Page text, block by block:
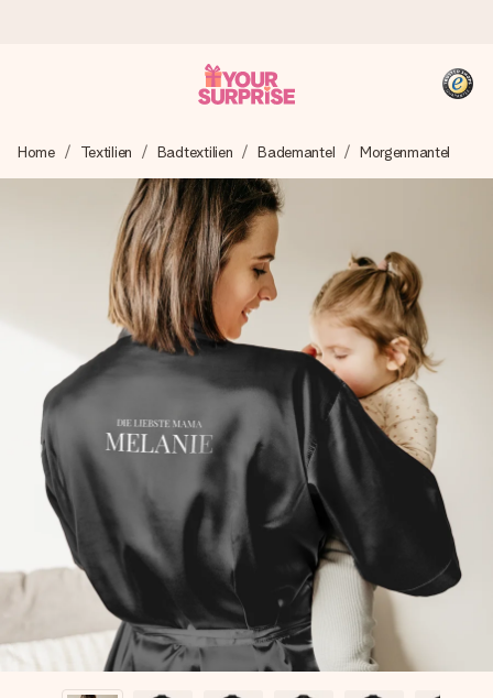
Wir bereiten dein Geschenk sorgfältig vor und schicken es
blitzschnell – damit du es genau zum richtigen Zeitpunkt
überreichen kannst, wenn es am meisten zählt.
4,8 (basierend auf +15.000 Bewertungen)
Unsere Geschenke begeistern. Kunden bewerten uns mit
4,8 bei Google Reviews (Gesamtergebnis aller Länder, in
die wir versenden).
+49 39292 929695
Montag - Freitag : 8:30 - 17:00 Uhr
Samstag - Sonntag : 8:30 - 13:00 Uhr
Home Textilien Badtextilien Bademantel Morgenmantel